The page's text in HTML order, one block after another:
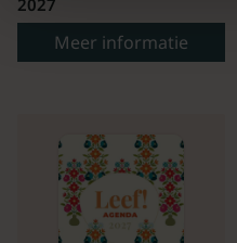
Meer informatie